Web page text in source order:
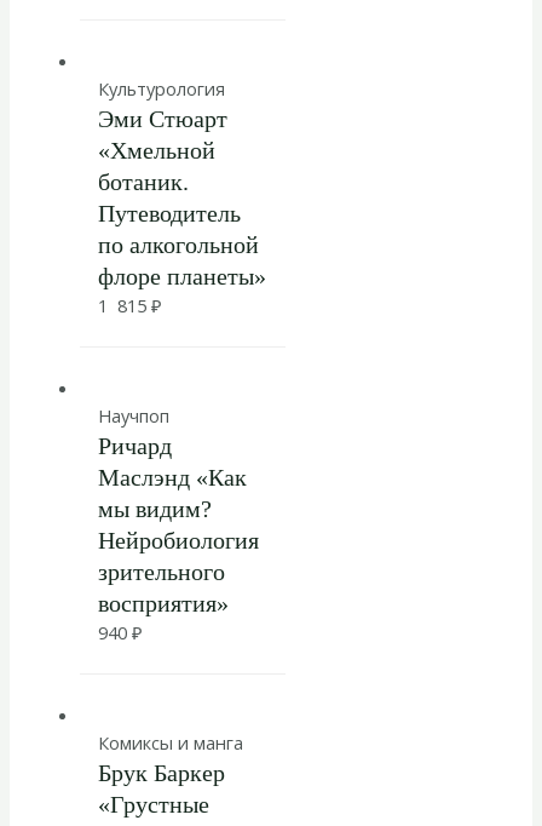
Культурология
Эми Стюарт
«Хмельной
ботаник.
Путеводитель
по алкогольной
флоре планеты»
1 815 ₽
Научпоп
Ричард
Маслэнд «Как
мы видим?
Нейробиология
зрительного
восприятия»
940 ₽
Комиксы и манга
Брук Баркер
«Грустные